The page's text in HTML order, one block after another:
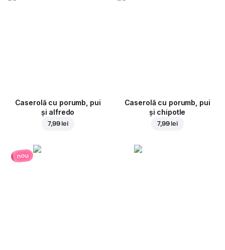
Caserolă cu porumb, pui
și alfredo
7,99 lei
Caserolă cu porumb, pui
și chipotle
7,99 lei
nou